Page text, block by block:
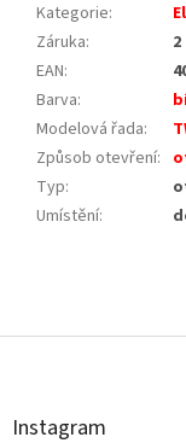
Kategorie:
Záruka:
EAN:
Barva:
Modelová řada:
Způsob otevření:
Typ:
Umístění:
á
Instagram